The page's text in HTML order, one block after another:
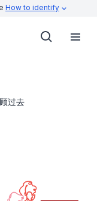
How to identify
过去